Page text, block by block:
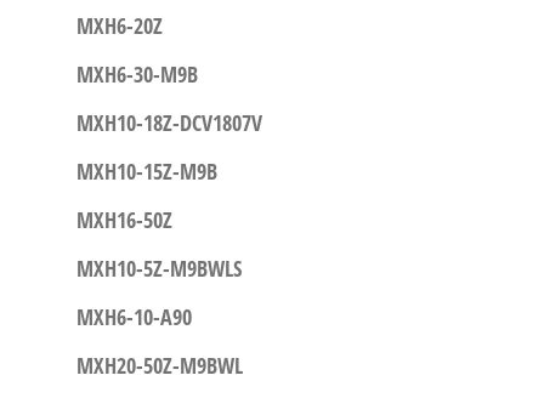
MXH6-20Z
MXH6-30-M9B
MXH10-18Z-DCV1807V
MXH10-15Z-M9B
MXH16-50Z
MXH10-5Z-M9BWLS
MXH6-10-A90
MXH20-50Z-M9BWL